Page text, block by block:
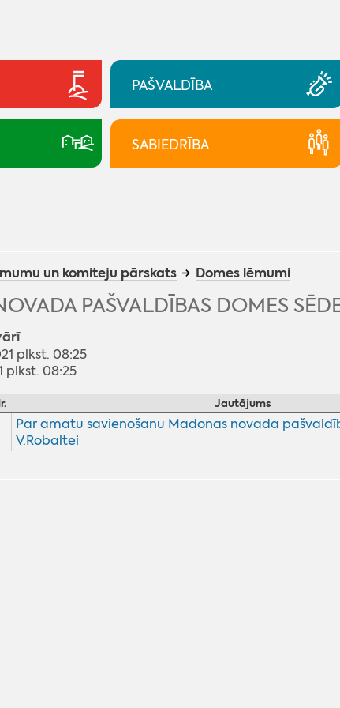
PAŠVALDĪBA
SABIEDRĪBA
un komiteju pārskats Domes lēmumi
PAŠVALDĪBAS DOMES
plkst. 08:25
plkst. 08:25
Jautājums
Par amatu savienošanu Madonas novada
V.Robaltei